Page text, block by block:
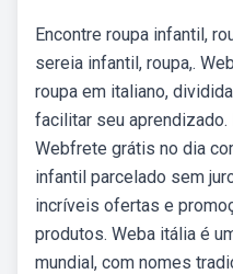
Encontre roupa infantil,
sereia infantil, roupa,.
roupa em italiano,
facilitar seu
Webfrete grátis no dia
infantil parcelado sem
incríveis ofertas e
produtos. Weba itália é
mundial, com nomes